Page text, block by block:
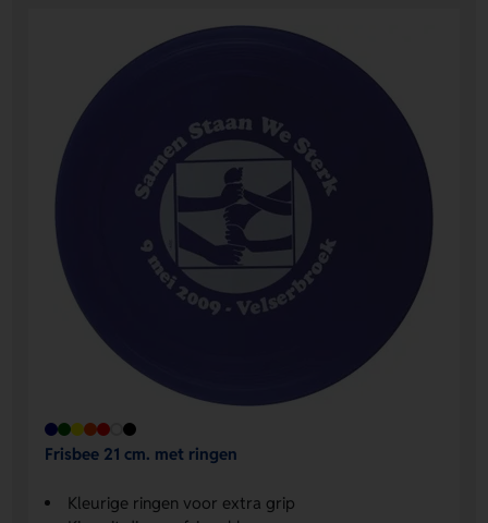
Frisbee 21 cm. met ringen
Kleurige ringen voor extra grip